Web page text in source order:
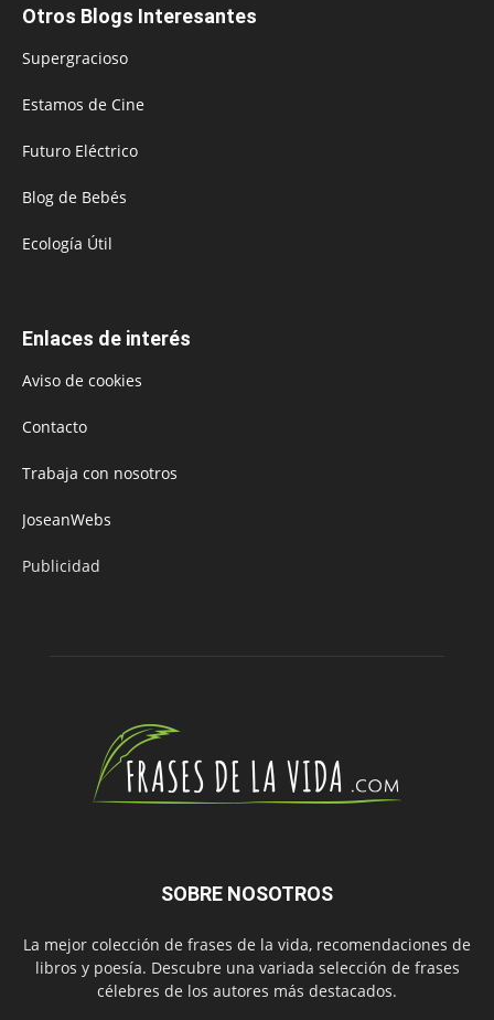
Otros Blogs Interesantes
Supergracioso
Estamos de Cine
Futuro Eléctrico
Blog de Bebés
Ecología Útil
Enlaces de interés
Aviso de cookies
Contacto
Trabaja con nosotros
JoseanWebs
Publicidad
SOBRE NOSOTROS
La mejor colección de frases de la vida, recomendaciones de
libros y poesía. Descubre una variada selección de frases
célebres de los autores más destacados.